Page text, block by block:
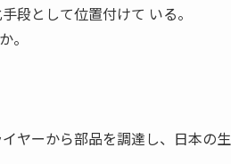
段として位置付けて いる。
。
ヤーから部品を調達し、日本の